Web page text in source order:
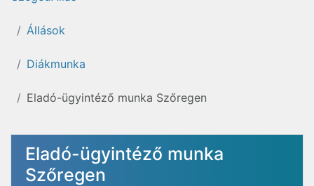
Állások
Diákmunka
Eladó-ügyintéző munka Szőregen
Eladó-ügyintéző munka
Szőregen